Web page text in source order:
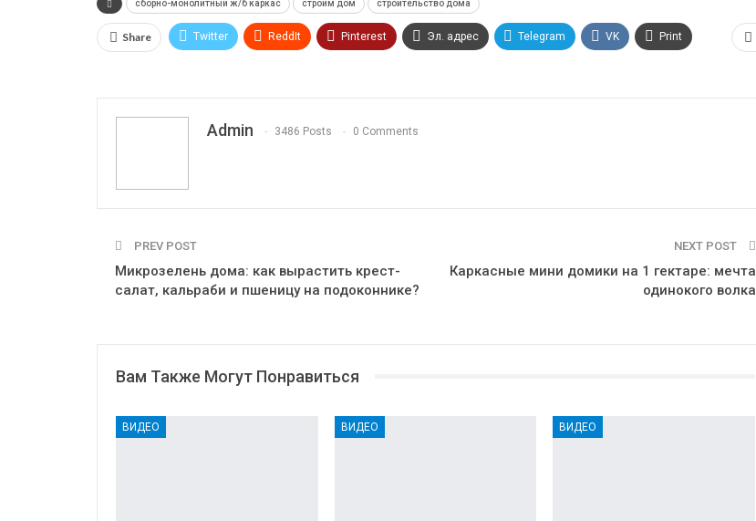
сборно-монолитный ж/б каркас строим дом строительство дома
Share Twitter ReddIt Pinterest Эл. адрес Telegram VK Print
Admin 3486 Posts 0 Comments
PREV POST
Микрозелень дома: как вырастить крест-
салат, кальраби и пшеницу на подоконнике?
NEXT POST
Каркасные мини домики на 1 гектаре: мечта
одинокого волка
Вам Также Могут Понравиться
ВИДЕО ВИДЕО ВИДЕО